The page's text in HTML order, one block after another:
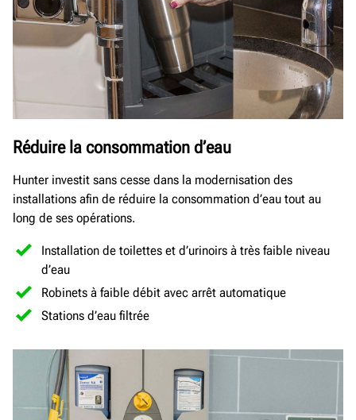
Réduire la consommation d’eau
Hunter investit sans cesse dans la modernisation des
installations afin de réduire la consommation d’eau tout au
long de ses opérations.
Installation de toilettes et d’urinoirs à très faible niveau
d’eau
Robinets à faible débit avec arrêt automatique
Stations d’eau filtrée